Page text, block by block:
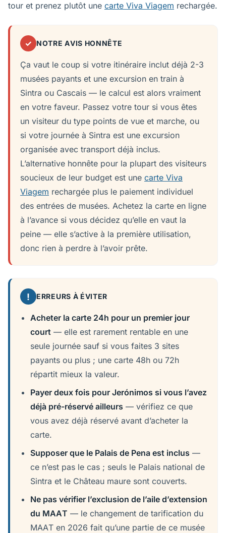
tour et prenez plutôt une carte Viva Viagem rechargée.
✓ NOTRE AVIS HONNÊTE
Ça vaut le coup si votre itinéraire inclut déjà 2-3
musées payants et une excursion en train à
Sintra ou Cascais — le calcul est alors vraiment
en votre faveur. Passez votre tour si vous êtes
un visiteur du type points de vue et marche, ou
si votre journée à Sintra est une excursion
organisée avec transport déjà inclus.
L’alternative honnête pour la plupart des visiteurs
soucieux de leur budget est une carte Viva
Viagem rechargée plus le paiement individuel
des entrées de musées. Achetez la carte en ligne
à l’avance si vous décidez qu’elle en vaut la
peine — elle s’active à la première utilisation,
donc rien à perdre à l’avoir prête.
! ERREURS À ÉVITER
Acheter la carte 24h pour un premier jour
court — elle est rarement rentable en une
seule journée sauf si vous faites 3 sites
payants ou plus ; une carte 48h ou 72h
répartit mieux la valeur.
Payer deux fois pour Jerónimos si vous l’avez
déjà pré-réservé ailleurs — vérifiez ce que
vous avez déjà réservé avant d’acheter la
carte.
Supposer que le Palais de Pena est inclus —
ce n’est pas le cas ; seuls le Palais national de
Sintra et le Château maure sont couverts.
Ne pas vérifier l’exclusion de l’aile d’extension
du MAAT — le changement de tarification du
MAAT en 2026 fait qu’une partie de ce musée